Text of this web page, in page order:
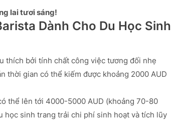
lai tươi sáng!
Dành Cho Du Học Sinh
thích bởi tính chất công việc tương đối nhẹ
thời gian có thể kiếm được khoảng 2000 AUD
thể lên tới 4000-5000 AUD (khoảng 70-80
học sinh trang trải chi phí sinh hoạt và tích lũy